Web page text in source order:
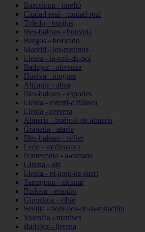
Barcelona - torelló
Ciudad-real - ciudad-real
Toledo - torrijos
Illes-balears - bunyola
Burgos - belorado
Madrid - los-molinos
Lleida - la-vall-de-boí
Badajoz - olivenza
Huelva - moguer
Alicante - altea
Illes-balears - esporles
Lleida - esterri-d39àneu
Lleida - cervera
Almería - huércal-de-almería
Granada - atarfe
Illes-balears - sóller
León - molinaseca
Pontevedra - a-estrada
Girona - alp
Lleida - el-pont-de-suert
Tarragona - alcanar
Bizkaia - erandio
Gipuzkoa - eibar
Sevilla - bollullos-de-la-mitación
Valencia - manises
Badajoz - llerena